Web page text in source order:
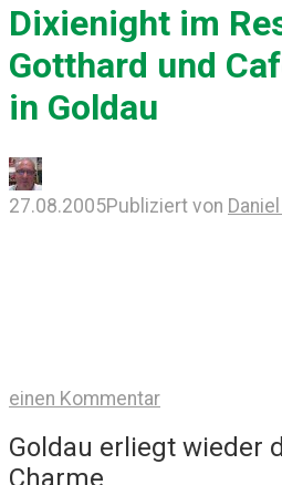
Dixienight im
Gotthard und
in Goldau
27.08.2005Publiziert von
einen Kommentar
Goldau erliegt wieder
Charme